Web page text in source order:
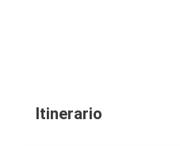
Itinerario